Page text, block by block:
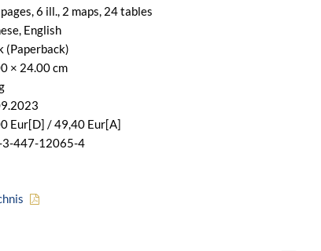
6 ill., 2 maps, 24 tables
English
(Paperback)
× 24.00 cm
Eur[D] / 49,40 Eur[A]
3-447-12065-4